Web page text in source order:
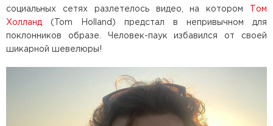
социальных сетях разлетелось видео, на котором
Том
Холланд (Tom Holland) предстал в непривычном для
поклонников образе. Человек-паук избавился от своей
шикарной шевелюры!